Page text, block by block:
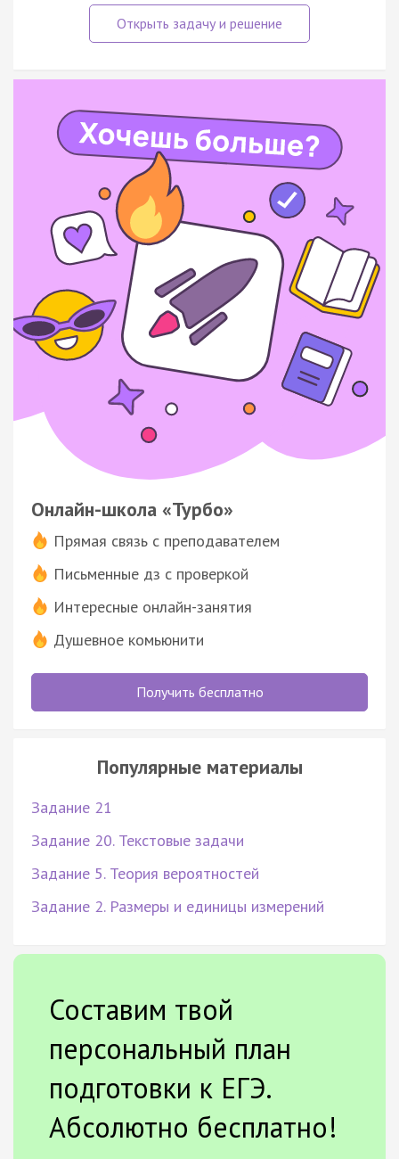
Онлайн-школа «Турбо»
Прямая связь с преподавателем
Письменные дз с проверкой
Интересные онлайн-занятия
Душевное комьюнити
Получить бесплатно
Популярные материалы
Задание 21
Задание 20. Текстовые задачи
Задание 5. Теория вероятностей
Задание 2. Размеры и единицы измерений
Составим твой
персональный план
подготовки к ЕГЭ.
Абсолютно бесплатно!